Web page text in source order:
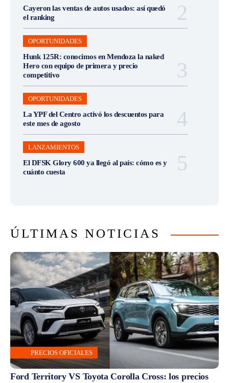
Cayeron las ventas de autos usados: así quedó
el ranking
OPORTUNIDADES
Hunk 125R: conocimos en Mendoza la naked
Hero con equipo de primera y precio
competitivo
OPORTUNIDADES
La YPF del Centro activó los descuentos para
este mes de agosto
LANZAMIENTOS
El DFSK Glory 600 ya llegó al país: cómo es y
cuánto cuesta
ÚLTIMAS NOTICIAS
PRECIOS OFICIALES
Ford Territory VS Toyota Corolla Cross: los precios